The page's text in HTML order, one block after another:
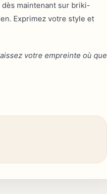
dès maintenant sur briki-
Exprimez votre style et
votre empreinte où que